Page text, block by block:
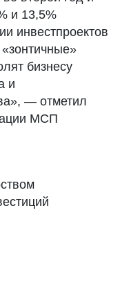
и 13,5%
инвестпроектов
бизнесу
и
— отметил
МСП